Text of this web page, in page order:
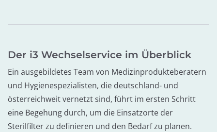
Der i3 Wechselservice im Überblick
Ein ausgebildetes Team von Medizinprodukteberatern
und Hygienespezialisten, die deutschland- und
österreichweit vernetzt sind, führt im ersten Schritt
eine Begehung durch, um die Einsatzorte der
Sterilfilter zu definieren und den Bedarf zu planen.